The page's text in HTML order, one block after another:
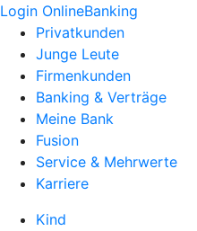
Login OnlineBanking
Privatkunden
Junge Leute
Firmenkunden
Banking & Verträge
Meine Bank
Fusion
Service & Mehrwerte
Karriere
Kind